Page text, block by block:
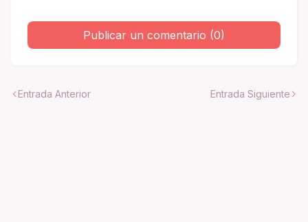
Publicar un comentario (0)
Entrada Anterior Entrada Siguiente